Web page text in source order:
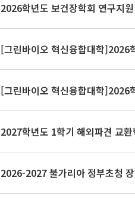
2026학년도 보건장학회 연구지
[그린바이오 혁신융합대학]2026
[그린바이오 혁신융합대학]2026
2027학년도 1학기 해외파견 교
2026-2027 불가리아 정부초청